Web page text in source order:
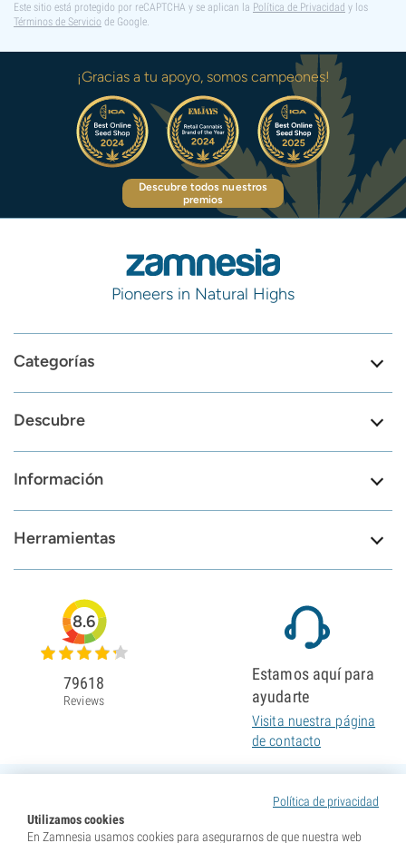
Este sitio está protegido por reCAPTCHA y se aplican la Política de Privacidad y los
Términos de Servicio de Google.
¡Gracias a tu apoyo, somos campeones!
Descubre todos nuestros
premios
Pioneers in Natural Highs
Categorías
Descubre
Información
Herramientas
Política de privacidad
Utilizamos cookies
En Zamnesia usamos cookies para asegurarnos de que nuestra web
8.6
79618
Reviews
Estamos aquí para
ayudarte
Visita nuestra página
de contacto